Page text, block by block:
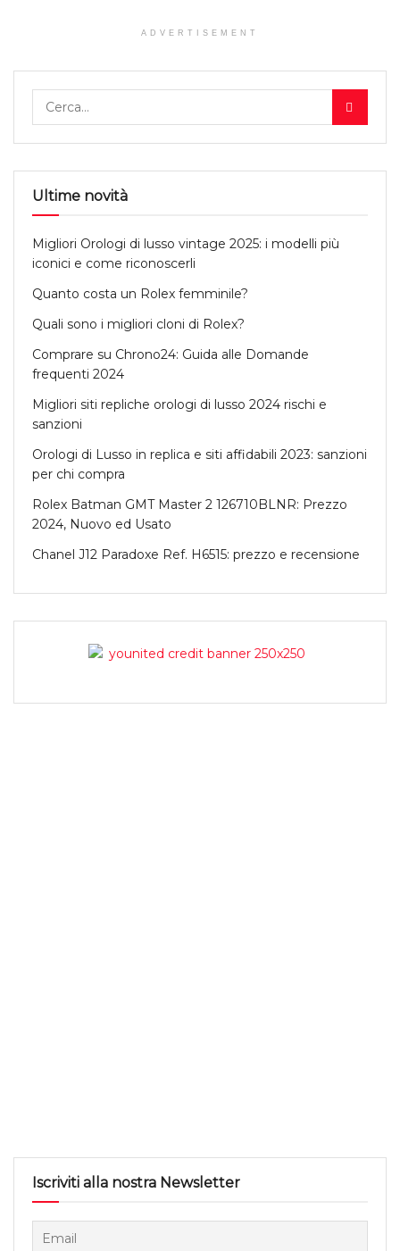
ADVERTISEMENT
Ultime novità
Migliori Orologi di lusso vintage 2025: i modelli più
iconici e come riconoscerli
Quanto costa un Rolex femminile?
Quali sono i migliori cloni di Rolex?
Comprare su Chrono24: Guida alle Domande
frequenti 2024
Migliori siti repliche orologi di lusso 2024 rischi e
sanzioni
Orologi di Lusso in replica e siti affidabili 2023: sanzioni
per chi compra
Rolex Batman GMT Master 2 126710BLNR: Prezzo
2024, Nuovo ed Usato
Chanel J12 Paradoxe Ref. H6515: prezzo e recensione
Iscriviti alla nostra Newsletter